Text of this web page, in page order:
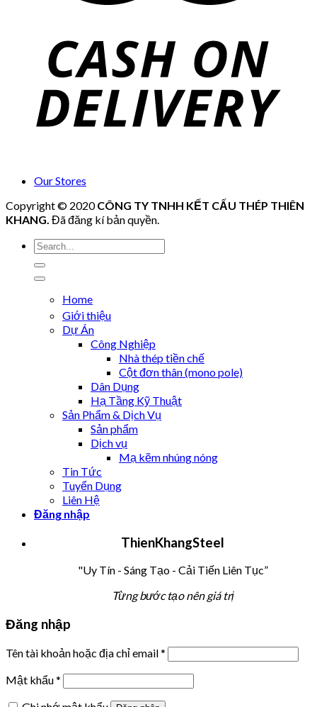
Our Stores
Copyright © 2020 CÔNG TY TNHH KẾT CẤU THÉP THIÊN
KHANG. Đã đăng kí bản quyền.
Tìm
kiếm:
Home
Giới thiệu
Dự Án
Công Nghiệp
Nhà thép tiền chế
Cột đơn thân (mono pole)
Dân Dụng
Hạ Tầng Kỹ Thuật
Sản Phẩm & Dịch Vụ
Sản phẩm
Dịch vụ
Mạ kẽm nhúng nóng
Tin Tức
Tuyển Dụng
Liên Hệ
Đăng nhập
ThienKhangSteel
"Uy Tín - Sáng Tạo - Cải Tiến Liên Tục”
Từng bước tạo nên giá trị
Đăng nhập
Tên tài khoản hoặc địa chỉ email*
Mật khẩu*